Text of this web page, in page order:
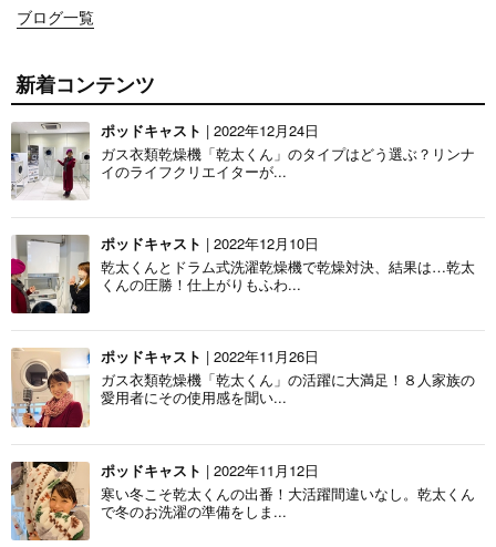
ブログ一覧
新着コンテンツ
ポッドキャスト | 2022年12月24日
ガス衣類乾燥機「乾太くん」のタイプはどう選ぶ？リンナ
イのライフクリエイターが...
ポッドキャスト | 2022年12月10日
乾太くんとドラム式洗濯乾燥機で乾燥対決、結果は…乾太
くんの圧勝！仕上がりもふわ...
ポッドキャスト | 2022年11月26日
ガス衣類乾燥機「乾太くん」の活躍に大満足！８人家族の
愛用者にその使用感を聞い...
ポッドキャスト | 2022年11月12日
寒い冬こそ乾太くんの出番！大活躍間違いなし。乾太くん
で冬のお洗濯の準備をしま...